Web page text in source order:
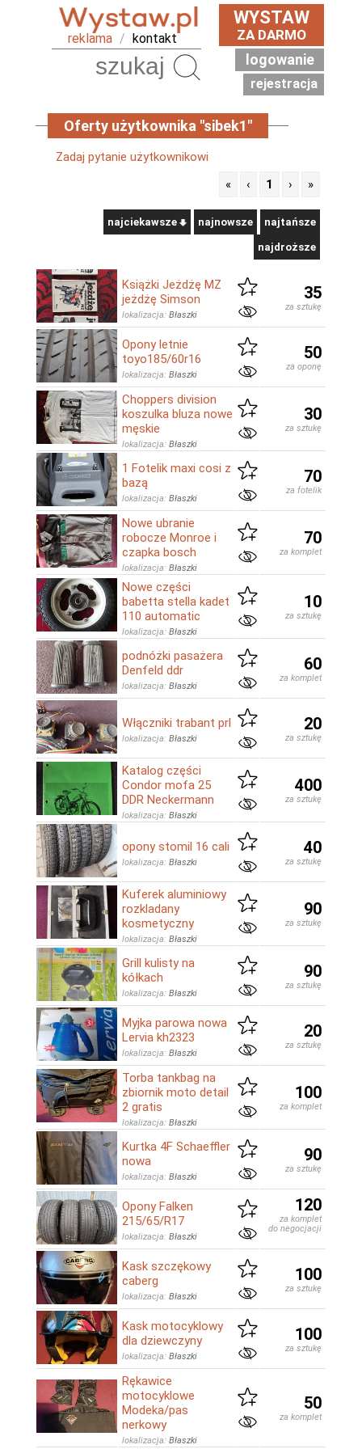
reklama / kontakt
WYSTAW
ZA DARMO
logowanie
rejestracja
Oferty użytkownika "sibek1"
Zadaj pytanie użytkownikowi
«
‹ 1 › »
najciekawsze najnowsze najtańsze
najdroższe
Książki Jeżdżę MZ
jeżdżę Simson
lokalizacja: Błaszki
35
za sztukę
Opony letnie
toyo185/60r16
lokalizacja: Błaszki
50
za oponę
Choppers division
koszulka bluza nowe
męskie
lokalizacja: Błaszki
30
za sztukę
1 Fotelik maxi cosi z
bazą
lokalizacja: Błaszki
70
za fotelik
Nowe ubranie
robocze Monroe i
czapka bosch
lokalizacja: Błaszki
70
za komplet
Nowe części
babetta stella kadet
110 automatic
lokalizacja: Błaszki
10
za sztukę
podnóżki pasażera
Denfeld ddr
lokalizacja: Błaszki
60
za komplet
Włączniki trabant prl
lokalizacja: Błaszki
20
za sztukę
Katalog części
Condor mofa 25
DDR Neckermann
lokalizacja: Błaszki
400
za sztukę
opony stomil 16 cali
lokalizacja: Błaszki
40
za sztukę
Kuferek aluminiowy
rozkladany
kosmetyczny
lokalizacja: Błaszki
90
za sztukę
Grill kulisty na
kółkach
lokalizacja: Błaszki
90
za sztukę
Myjka parowa nowa
Lervia kh2323
lokalizacja: Błaszki
20
za sztukę
Torba tankbag na
zbiornik moto detail
2 gratis
lokalizacja: Błaszki
100
za komplet
Kurtka 4F Schaeffler
nowa
lokalizacja: Błaszki
90
za sztukę
Opony Falken
215/65/R17
lokalizacja: Błaszki
120
za komplet
do negocjacji
Kask szczękowy
caberg
lokalizacja: Błaszki
100
za sztukę
Kask motocyklowy
dla dziewczyny
lokalizacja: Błaszki
100
za sztukę
Rękawice
motocyklowe
Modeka/pas
nerkowy
lokalizacja: Błaszki
50
za komplet